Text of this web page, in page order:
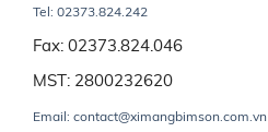
Tel: 02373.824.242
Fax: 02373.824.046
MST: 2800232620
Email: contact@ximangbimson.com.vn